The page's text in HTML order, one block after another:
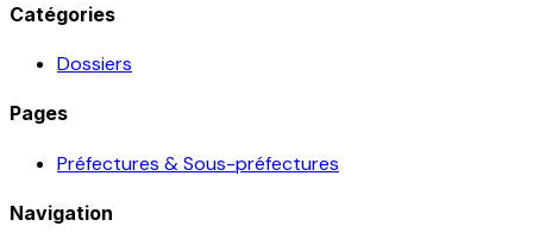
Catégories
Dossiers
Pages
Préfectures & Sous-préfectures
Navigation